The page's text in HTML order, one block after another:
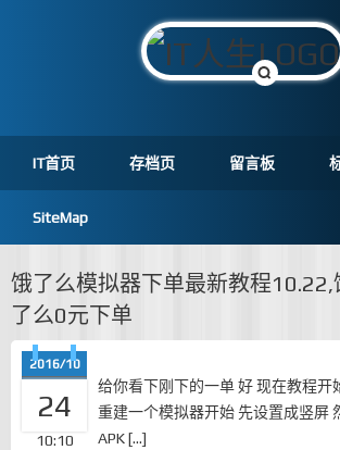
IT首页 存档页 留言板
SiteMap
饿了么模拟器下单最新教程
了么0元下单
2016/10
24
10:10
给你看下刚下的一单 好 现在教程开
重建一个模拟器开始 先设置成竖屏
APK […]